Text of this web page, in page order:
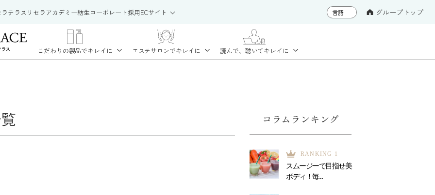
テラス リセラアカデミー紡生コーポレート採用ECサイト グループトップ
こだわりの製品でキレイに エステサロンでキレイに 読んで、聴いてキレイに
コラムランキング
RANKING 1
スムージーで目指せ美
ボディ！毎...